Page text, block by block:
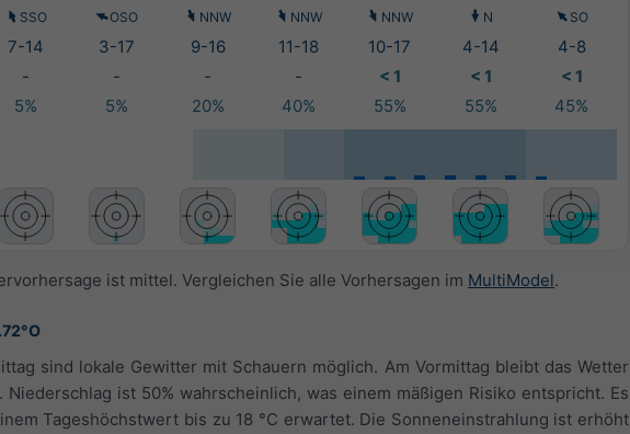
SSO OSO NNW NNW NNW N SO
7-14 3-17 9-16 11-18 10-17 4-14
4-8
- - - - < 1 < 1
< 1
5% 5% 20% 40% 55% 55% 45%
ist mittel. Vergleichen Sie alle Vorhersagen im MultiModel.
sind lokale Gewitter mit Schauern möglich. Am Vormittag bleibt das Wetter
Niederschlag ist 50% wahrscheinlich, was einem mäßigen Risiko entspricht. Es
Tageshöchstwert bis zu 18 °C erwartet. Die Sonneneinstrahlung ist erhöht